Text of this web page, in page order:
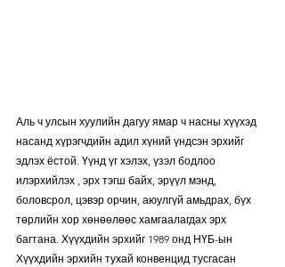
Аль ч улсын хуулийн дагуу ямар ч насны хүүхэд
насанд хүрэгчдийн адил хүний үндсэн ​​эрхийг
эдлэх ёстой. Үүнд үг хэлэх, үзэл бодлоо
илэрхийлэх , эрх тэгш байх, эрүүл мэнд,
боловсрол, цэвэр орчин, аюулгүй амьдрах, бүх
төрлийн хор хөнөөлөөс хамгаалагдах эрх
багтана. Хүүхдийн эрхийг 1989 онд НҮБ-ын
Хүүхдийн эрхийн тухай конвенцид тусгасан